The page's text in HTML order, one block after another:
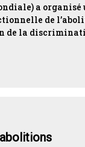
a organisé
de
de la